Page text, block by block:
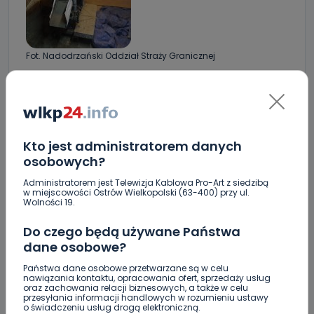
Kto jest administratorem danych
osobowych?
Administratorem jest Telewizja Kablowa Pro-Art z siedzibą
w miejscowości Ostrów Wielkopolski (63-400) przy ul.
Wolności 19.
Do czego będą używane Państwa
dane osobowe?
Państwa dane osobowe przetwarzane są w celu
nawiązania kontaktu, opracowania ofert, sprzedaży usług
oraz zachowania relacji biznesowych, a także w celu
przesyłania informacji handlowych w rozumieniu ustawy
o świadczeniu usług drogą elektroniczną.
Fot. Nadodrzański Oddział Straży Granicznej
Fot. Nadodrzański Oddział Straży Granicznej